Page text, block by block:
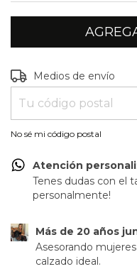
Entregas para el CP:
Medios de envío
No sé mi código postal
Atención
Tenes dudas con el
personalmente!
Más de 20 años
Asesorando
calzado ideal.